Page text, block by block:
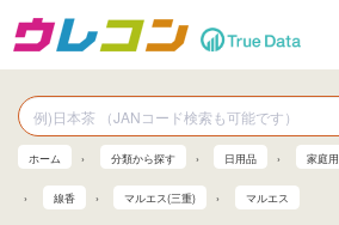
ホーム 分類から探す 日用品 家庭
線香 マルエス(三重) マルエス